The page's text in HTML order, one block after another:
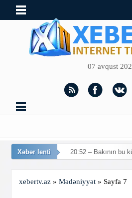
07 avqust
Xəbər lenti 20:52 – Bakının bu
xebertv.az »Mədəniyyət » Sayfa 7